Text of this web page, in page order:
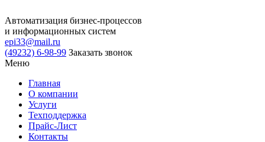
Автоматизация бизнес-процессов
и информационных систем
epi33@mail.ru
(49232) 6-98-99 Заказать звонок
Меню
Главная
О компании
Услуги
Техподдержка
Прайс-Лист
Контакты